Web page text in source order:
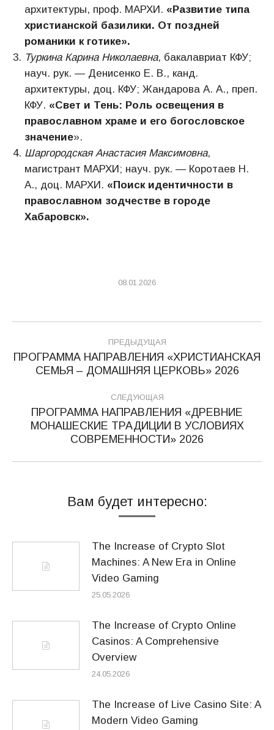
архитектуры, проф. МАРХИ. «Развитие типа
христианской базилики. От поздней
романики к готике».
Туркина Карина Николаевна, бакалавриат КФУ;
науч. рук. — Денисенко Е. В., канд.
архитектуры, доц. КФУ; Жандарова А. А., преп.
КФУ. «Свет и Тень: Роль освещения в
православном храме и его богословское
значение».
Шаргородская Анастасия Максимовна,
магистрант МАРХИ; науч. рук. — Коротаев Н.
А., доц. МАРХИ. «Поиск идентичности в
православном зодчестве в городе
Хабаровск».
08.01.2026
Навигация
по
записям
ПРЕДЫДУЩАЯ
Предыдущая
запись:
ПРОГРАММА НАПРАВЛЕНИЯ «ХРИСТИАНСКАЯ
СЕМЬЯ – ДОМАШНЯЯ ЦЕРКОВЬ» 2026
СЛЕДУЮЩАЯ
Следующая
запись:
ПРОГРАММА НАПРАВЛЕНИЯ «ДРЕВНИЕ
МОНАШЕСКИЕ ТРАДИЦИИ В УСЛОВИЯХ
СОВРЕМЕННОСТИ» 2026
Вам будет интересно:
The Increase of Crypto Slot
Machines: A New Era in Online
Video Gaming
25.05.2026
The Increase of Crypto Online
Casinos: A Comprehensive
Overview
24.05.2026
The Increase of Live Casino Site: A
Modern Video Gaming